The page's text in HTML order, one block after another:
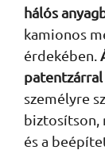
hálós
kamionos
érdekében.
patentzárral
személyre
biztosítson,
és a